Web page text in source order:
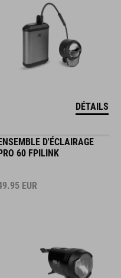
DÉTAILS
D'ÉCLAIRAGE
60 FPILINK
EUR